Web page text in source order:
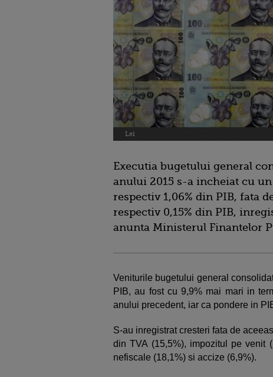
Lei
Executia bugetului general
anului 2015 s-a incheiat cu
respectiv 1,06% din PIB, fata
respectiv 0,15% din PIB,
anunta Ministerul Finantelor
Veniturile bugetului general
PIB, au fost cu 9,9% mai mari in
anului precedent, iar ca pondere in
S-au inregistrat cresteri fata de
din TVA (15,5%), impozitul pe venit
nefiscale (18,1%) si accize (6,9%).